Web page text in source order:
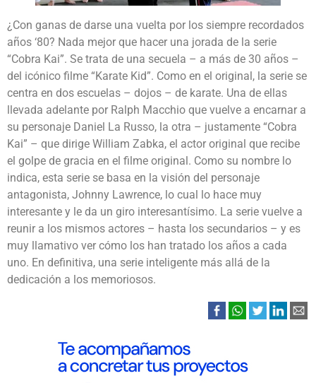
¿Con ganas de darse una vuelta por los siempre recordados
años ‘80? Nada mejor que hacer una jorada de la serie
“Cobra Kai”. Se trata de una secuela – a más de 30 años –
del icónico filme “Karate Kid”. Como en el original, la serie se
centra en dos escuelas – dojos – de karate. Una de ellas
llevada adelante por Ralph Macchio que vuelve a encarnar a
su personaje Daniel La Russo, la otra – justamente “Cobra
Kai” – que dirige William Zabka, el actor original que recibe
el golpe de gracia en el filme original. Como su nombre lo
indica, esta serie se basa en la visión del personaje
antagonista, Johnny Lawrence, lo cual lo hace muy
interesante y le da un giro interesantísimo. La serie vuelve a
reunir a los mismos actores – hasta los secundarios – y es
muy llamativo ver cómo los han tratado los años a cada
uno. En definitiva, una serie inteligente más allá de la
dedicación a los memoriosos.